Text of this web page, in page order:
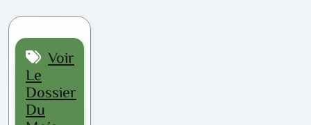
Voir
Le
Dossier
Du